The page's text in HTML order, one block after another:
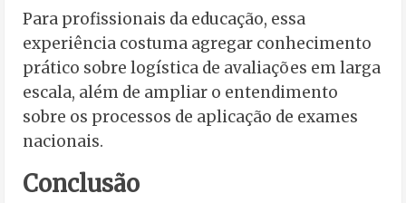
Para profissionais da educação, essa
experiência costuma agregar conhecimento
prático sobre logística de avaliações em larga
escala, além de ampliar o entendimento
sobre os processos de aplicação de exames
nacionais.
Conclusão